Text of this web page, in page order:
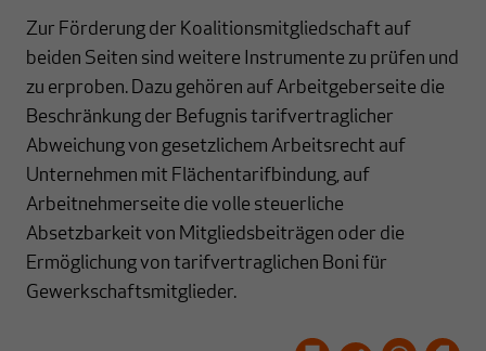
Zur Förderung der Koalitionsmitgliedschaft auf
beiden Seiten sind weitere Instrumente zu prüfen und
zu erproben. Dazu gehören auf Arbeitgeberseite die
Beschränkung der Befugnis tarifvertraglicher
Abweichung von gesetzlichem Arbeitsrecht auf
Unternehmen mit Flächentarifbindung, auf
Arbeitnehmerseite die volle steuerliche
Absetzbarkeit von Mitgliedsbeiträgen oder die
Ermöglichung von tarifvertraglichen Boni für
Gewerkschaftsmitglieder.